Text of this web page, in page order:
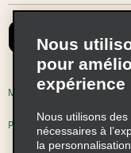
Emerald Club se
Emerald Club
Emerald Club
Abonnement aux
Responsabilité
Occasions de
Perspectives de
Modalités d'utilisation
Politique sur les fichiers
Nous
pour
expérience
Nous utilisons
nécessaires à
la